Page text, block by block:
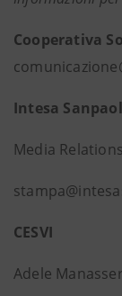
Cooperativa
Intesa
Media
CESVI
Adele